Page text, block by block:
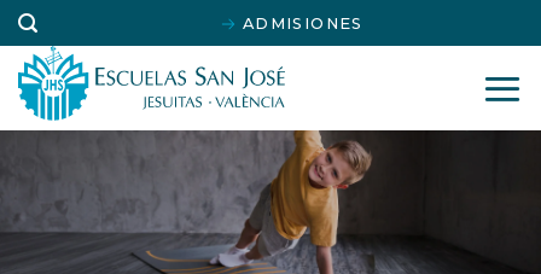
Saltar
al
contenido
ADMISIONES